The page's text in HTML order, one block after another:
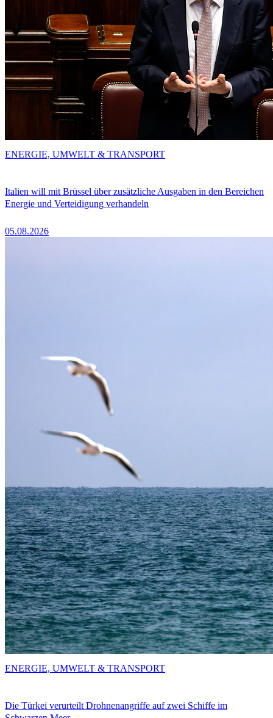
Italien will mit Brüssel über zusätzliche Ausgaben in den Bereichen
Energie und Verteidigung verhandeln
05.08.2026
ENERGIE, UMWELT & TRANSPORT
Die Türkei verurteilt Drohnenangriffe auf zwei Schiffe im
ENERGIE, UMWELT & TRANSPORT